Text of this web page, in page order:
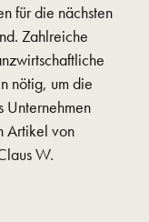
für die nächsten
Zahlreiche
nötig, um die
Unternehmen
Artikel von
W.